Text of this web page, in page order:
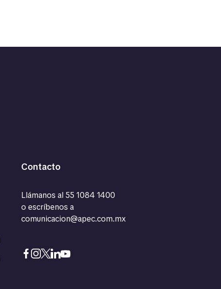
Contacto
Llámanos al55 1084 1400
o escríbenos a
comunicacion@apec.com.mx